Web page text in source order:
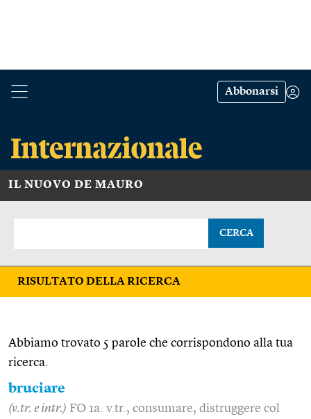
Abbonarsi
IL NUOVO DE MAURO
CERCA
RISULTATO DELLA RICERCA
Abbiamo trovato 5 parole che corrispondono alla tua
ricerca.
bruciare
(v.tr. e intr.) FO 1a. v.tr., consumare, distruggere col